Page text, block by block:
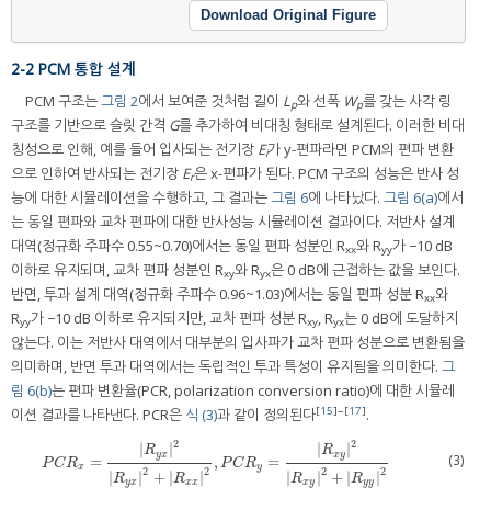
Download Original Figure
2-2 PCM 통합 설계
PCM 구조는그림 2에서 보여준 것처럼 길이 Lp와 선폭 Wp를 갖는 사각 링
구조를 기반으로 슬릿 간격 G를 추가하여 비대칭 형태로 설계된다. 이러한 비대
칭성으로 인해, 예를 들어 입사되는 전기장 Ei가 y-편파라면 PCM의 편파 변환
으로 인하여 반사되는 전기장 Er은 x-편파가 된다. PCM 구조의 성능은 반사 성
능에 대한 시뮬레이션을 수행하고, 그 결과는그림 6에 나타났다. 그림 6(a)에서
는 동일 편파와 교차 편파에 대한 반사성능 시뮬레이션 결과이다. 저반사 설계
대역(정규화 주파수 0.55~0.70)에서는 동일 편파 성분인 Rxx와 Ryy가 −10 dB
이하로 유지되며, 교차 편파 성분인 Rxy와 Ryx은 0 dB에 근접하는 값을 보인다.
반면, 투과 설계 대역(정규화 주파수 0.96~1.03)에서는 동일 편파 성분 Rxx와
Ryy가 −10 dB 이하로 유지되지만, 교차 편파 성분 Rxy, Ryx는 0 dB에 도달하지
않는다. 이는 저반사 대역에서 대부분의 입사파가 교차 편파 성분으로 변환됨을
의미하며, 반면 투과 대역에서는 독립적인 투과 특성이 유지됨을 의미한다. 그
림 6(b)는 편파 변환율(PCR, polarization conversion ratio)에 대한 시뮬레
이션 결과를 나타낸다. PCR은 식 (3)과 같이 정의된다[15]~[17].
PCRx =
|Ryx |2
|Ryx |2 + Rxx
2
, PCRy =
Rxy
2
|Rxy
2 + |Ryy
2
P CR x=Ryx2Ryx2+Rxx2,PCRy=R xy2 Rxy2+Ryy2 (3)